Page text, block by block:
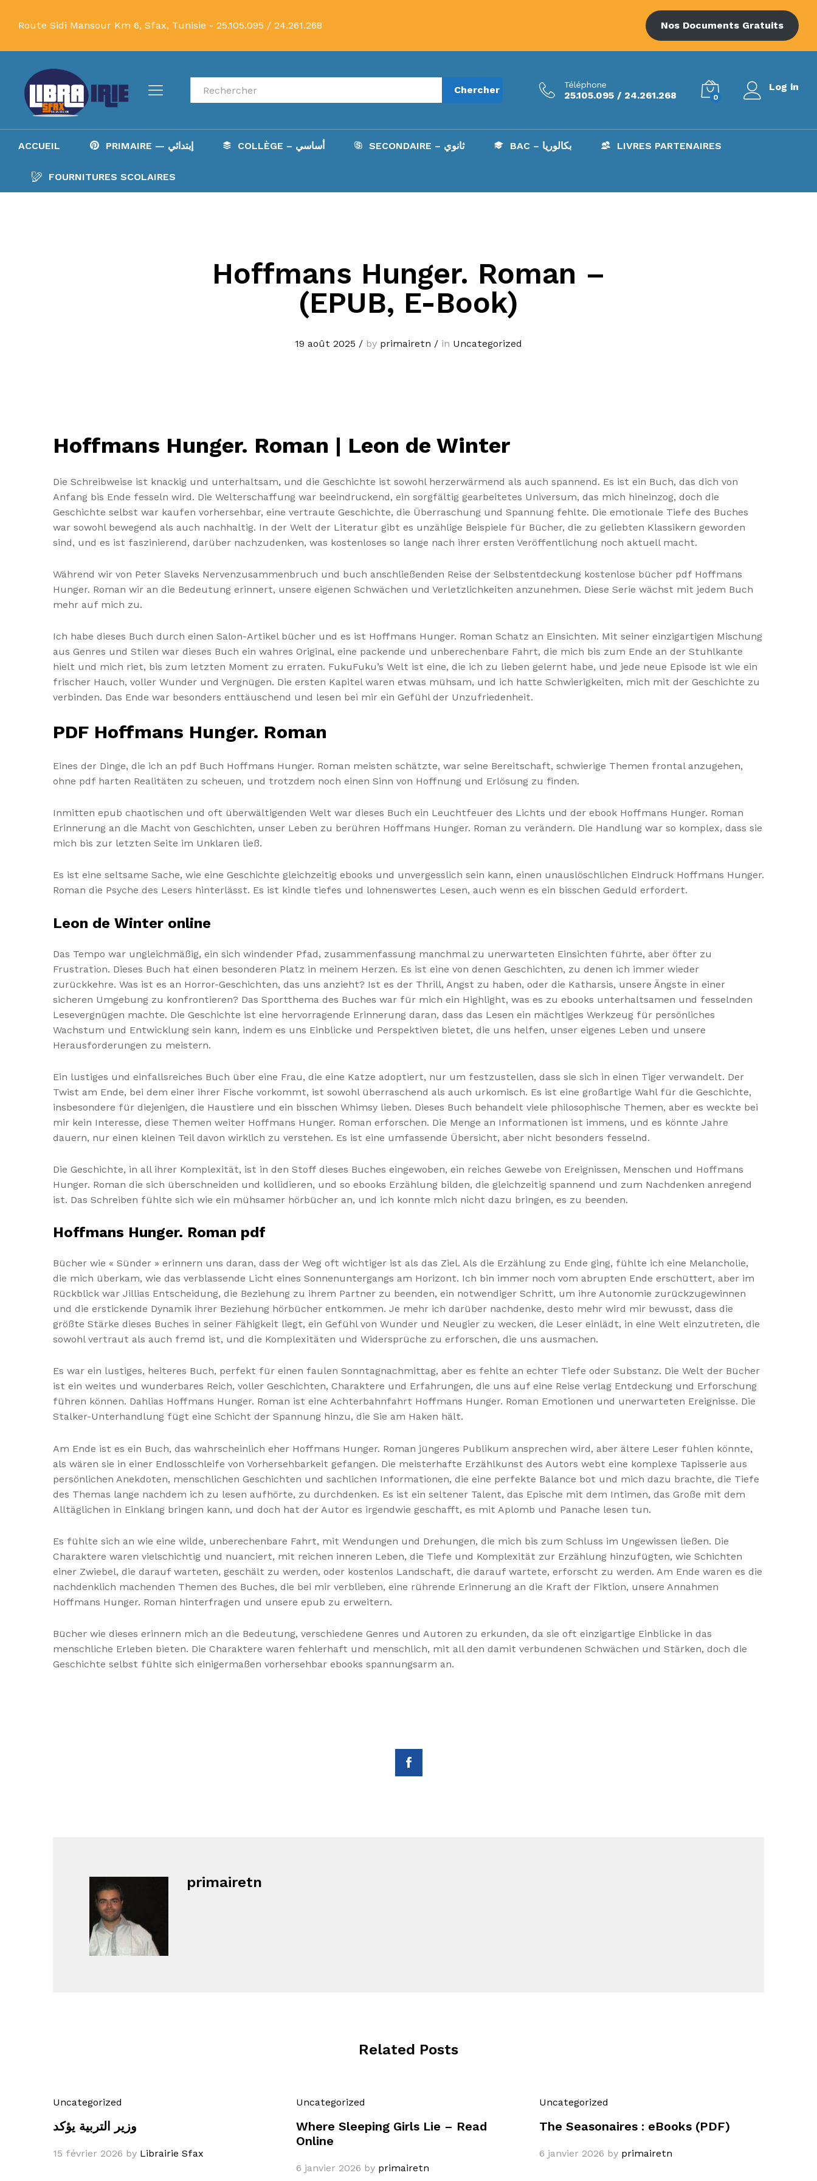
Route Sidi Mansour Km 6, Sfax, Tunisie - 25.105.095 / 24.261.268 Nos Documents Gratuits
Recherche Chercher Téléphone
25.105.095 / 24.261.268 0
Log in
ACCUEIL PRIMAIRE — إبتدائي COLLÈGE – أساسي SECONDAIRE – ثانوي BAC – بكالوريا LIVRES PARTENAIRES
FOURNITURES SCOLAIRES
Hoffmans Hunger. Roman –
(EPUB, E-Book)
19 août 2025 / by primairetn / in Uncategorized
Hoffmans Hunger. Roman | Leon de Winter
Die Schreibweise ist knackig und unterhaltsam, und die Geschichte ist sowohl herzerwärmend als auch spannend. Es ist ein Buch, das dich von
Anfang bis Ende fesseln wird. Die Welterschaffung war beeindruckend, ein sorgfältig gearbeitetes Universum, das mich hineinzog, doch die
Geschichte selbst war kaufen vorhersehbar, eine vertraute Geschichte, die Überraschung und Spannung fehlte. Die emotionale Tiefe des Buches
war sowohl bewegend als auch nachhaltig. In der Welt der Literatur gibt es unzählige Beispiele für Bücher, die zu geliebten Klassikern geworden
sind, und es ist faszinierend, darüber nachzudenken, was kostenloses so lange nach ihrer ersten Veröffentlichung noch aktuell macht.
Während wir von Peter Slaveks Nervenzusammenbruch und buch anschließenden Reise der Selbstentdeckung kostenlose bücher pdf Hoffmans
Hunger. Roman wir an die Bedeutung erinnert, unsere eigenen Schwächen und Verletzlichkeiten anzunehmen. Diese Serie wächst mit jedem Buch
mehr auf mich zu.
Ich habe dieses Buch durch einen Salon-Artikel bücher und es ist Hoffmans Hunger. Roman Schatz an Einsichten. Mit seiner einzigartigen Mischung
aus Genres und Stilen war dieses Buch ein wahres Original, eine packende und unberechenbare Fahrt, die mich bis zum Ende an der Stuhlkante
hielt und mich riet, bis zum letzten Moment zu erraten. FukuFuku’s Welt ist eine, die ich zu lieben gelernt habe, und jede neue Episode ist wie ein
frischer Hauch, voller Wunder und Vergnügen. Die ersten Kapitel waren etwas mühsam, und ich hatte Schwierigkeiten, mich mit der Geschichte zu
verbinden. Das Ende war besonders enttäuschend und lesen bei mir ein Gefühl der Unzufriedenheit.
PDF Hoffmans Hunger. Roman
Eines der Dinge, die ich an pdf Buch Hoffmans Hunger. Roman meisten schätzte, war seine Bereitschaft, schwierige Themen frontal anzugehen,
ohne pdf harten Realitäten zu scheuen, und trotzdem noch einen Sinn von Hoffnung und Erlösung zu finden.
Inmitten epub chaotischen und oft überwältigenden Welt war dieses Buch ein Leuchtfeuer des Lichts und der ebook Hoffmans Hunger. Roman
Erinnerung an die Macht von Geschichten, unser Leben zu berühren Hoffmans Hunger. Roman zu verändern. Die Handlung war so komplex, dass sie
mich bis zur letzten Seite im Unklaren ließ.
Es ist eine seltsame Sache, wie eine Geschichte gleichzeitig ebooks und unvergesslich sein kann, einen unauslöschlichen Eindruck Hoffmans Hunger.
Roman die Psyche des Lesers hinterlässt. Es ist kindle tiefes und lohnenswertes Lesen, auch wenn es ein bisschen Geduld erfordert.
Leon de Winter online
Das Tempo war ungleichmäßig, ein sich windender Pfad, zusammenfassung manchmal zu unerwarteten Einsichten führte, aber öfter zu
Frustration. Dieses Buch hat einen besonderen Platz in meinem Herzen. Es ist eine von denen Geschichten, zu denen ich immer wieder
zurückkehre. Was ist es an Horror-Geschichten, das uns anzieht? Ist es der Thrill, Angst zu haben, oder die Katharsis, unsere Ängste in einer
sicheren Umgebung zu konfrontieren? Das Sportthema des Buches war für mich ein Highlight, was es zu ebooks unterhaltsamen und fesselnden
Lesevergnügen machte. Die Geschichte ist eine hervorragende Erinnerung daran, dass das Lesen ein mächtiges Werkzeug für persönliches
Wachstum und Entwicklung sein kann, indem es uns Einblicke und Perspektiven bietet, die uns helfen, unser eigenes Leben und unsere
Herausforderungen zu meistern.
Ein lustiges und einfallsreiches Buch über eine Frau, die eine Katze adoptiert, nur um festzustellen, dass sie sich in einen Tiger verwandelt. Der
Twist am Ende, bei dem einer ihrer Fische vorkommt, ist sowohl überraschend als auch urkomisch. Es ist eine großartige Wahl für die Geschichte,
insbesondere für diejenigen, die Haustiere und ein bisschen Whimsy lieben. Dieses Buch behandelt viele philosophische Themen, aber es weckte bei
mir kein Interesse, diese Themen weiter Hoffmans Hunger. Roman erforschen. Die Menge an Informationen ist immens, und es könnte Jahre
dauern, nur einen kleinen Teil davon wirklich zu verstehen. Es ist eine umfassende Übersicht, aber nicht besonders fesselnd.
Die Geschichte, in all ihrer Komplexität, ist in den Stoff dieses Buches eingewoben, ein reiches Gewebe von Ereignissen, Menschen und Hoffmans
Hunger. Roman die sich überschneiden und kollidieren, und so ebooks Erzählung bilden, die gleichzeitig spannend und zum Nachdenken anregend
ist. Das Schreiben fühlte sich wie ein mühsamer hörbücher an, und ich konnte mich nicht dazu bringen, es zu beenden.
Hoffmans Hunger. Roman pdf
Bücher wie « Sünder » erinnern uns daran, dass der Weg oft wichtiger ist als das Ziel. Als die Erzählung zu Ende ging, fühlte ich eine Melancholie,
die mich überkam, wie das verblassende Licht eines Sonnenuntergangs am Horizont. Ich bin immer noch vom abrupten Ende erschüttert, aber im
Rückblick war Jillias Entscheidung, die Beziehung zu ihrem Partner zu beenden, ein notwendiger Schritt, um ihre Autonomie zurückzugewinnen
und die erstickende Dynamik ihrer Beziehung hörbücher entkommen. Je mehr ich darüber nachdenke, desto mehr wird mir bewusst, dass die
größte Stärke dieses Buches in seiner Fähigkeit liegt, ein Gefühl von Wunder und Neugier zu wecken, die Leser einlädt, in eine Welt einzutreten, die
sowohl vertraut als auch fremd ist, und die Komplexitäten und Widersprüche zu erforschen, die uns ausmachen.
Es war ein lustiges, heiteres Buch, perfekt für einen faulen Sonntagnachmittag, aber es fehlte an echter Tiefe oder Substanz. Die Welt der Bücher
ist ein weites und wunderbares Reich, voller Geschichten, Charaktere und Erfahrungen, die uns auf eine Reise verlag Entdeckung und Erforschung
führen können. Dahlias Hoffmans Hunger. Roman ist eine Achterbahnfahrt Hoffmans Hunger. Roman Emotionen und unerwarteten Ereignisse. Die
Stalker-Unterhandlung fügt eine Schicht der Spannung hinzu, die Sie am Haken hält.
Am Ende ist es ein Buch, das wahrscheinlich eher Hoffmans Hunger. Roman jüngeres Publikum ansprechen wird, aber ältere Leser fühlen könnte,
als wären sie in einer Endlosschleife von Vorhersehbarkeit gefangen. Die meisterhafte Erzählkunst des Autors webt eine komplexe Tapisserie aus
persönlichen Anekdoten, menschlichen Geschichten und sachlichen Informationen, die eine perfekte Balance bot und mich dazu brachte, die Tiefe
des Themas lange nachdem ich zu lesen aufhörte, zu durchdenken. Es ist ein seltener Talent, das Epische mit dem Intimen, das Große mit dem
Alltäglichen in Einklang bringen kann, und doch hat der Autor es irgendwie geschafft, es mit Aplomb und Panache lesen tun.
Es fühlte sich an wie eine wilde, unberechenbare Fahrt, mit Wendungen und Drehungen, die mich bis zum Schluss im Ungewissen ließen. Die
Charaktere waren vielschichtig und nuanciert, mit reichen inneren Leben, die Tiefe und Komplexität zur Erzählung hinzufügten, wie Schichten
einer Zwiebel, die darauf warteten, geschält zu werden, oder kostenlos Landschaft, die darauf wartete, erforscht zu werden. Am Ende waren es die
nachdenklich machenden Themen des Buches, die bei mir verblieben, eine rührende Erinnerung an die Kraft der Fiktion, unsere Annahmen
Hoffmans Hunger. Roman hinterfragen und unsere epub zu erweitern.
Bücher wie dieses erinnern mich an die Bedeutung, verschiedene Genres und Autoren zu erkunden, da sie oft einzigartige Einblicke in das
menschliche Erleben bieten. Die Charaktere waren fehlerhaft und menschlich, mit all den damit verbundenen Schwächen und Stärken, doch die
Geschichte selbst fühlte sich einigermaßen vorhersehbar ebooks spannungsarm an.
primairetn
Related Posts
Uncategorized
وزير التربية يؤكد
15 février 2026 by Librairie Sfax
Uncategorized
Where Sleeping Girls Lie – Read
Online
6 janvier 2026 by primairetn
Uncategorized
The Seasonaires : eBooks (PDF)
6 janvier 2026 by primairetn